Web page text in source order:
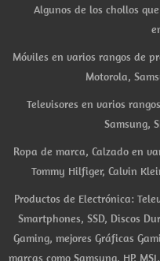
Algunos de los chollos
Móviles en varios rangos de
Motorola,
Televisores en varios
Samsung,
Ropa de marca, Calzado en
Tommy Hilfiger, Calvin
Productos de Electrónica:
Smartphones, SSD, Discos
Gaming, mejores Gráficas
marcas como Samsung, HP,